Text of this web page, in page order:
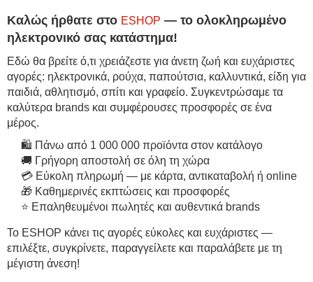
Καλώς ήρθατε στο ESHOP — το ολοκληρωμένο
ηλεκτρονικό σας κατάστημα!
Εδώ θα βρείτε ό,τι χρειάζεστε για άνετη ζωή και ευχάριστες
αγορές: ηλεκτρονικά, ρούχα, παπούτσια, καλλυντικά, είδη για
παιδιά, αθλητισμό, σπίτι και γραφείο. Συγκεντρώσαμε τα
καλύτερα brands και συμφέρουσες προσφορές σε ένα
μέρος.
🛍 Πάνω από 1 000 000 προϊόντα στον κατάλογο
🚚 Γρήγορη αποστολή σε όλη τη χώρα
💳 Εύκολη πληρωμή — με κάρτα, αντικαταβολή ή online
🎁 Καθημερινές εκπτώσεις και προσφορές
⭐ Επαληθευμένοι πωλητές και αυθεντικά brands
Το ESHOP κάνει τις αγορές εύκολες και ευχάριστες —
επιλέξτε, συγκρίνετε, παραγγείλετε και παραλάβετε με τη
μέγιστη άνεση!